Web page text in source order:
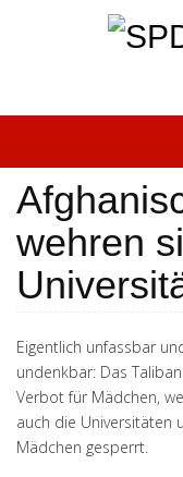
wehren
Eigentlich unfassbar
undenkbar: Das
Verbot für Mädchen,
auch die Universitäten
Mädchen gesperrt.